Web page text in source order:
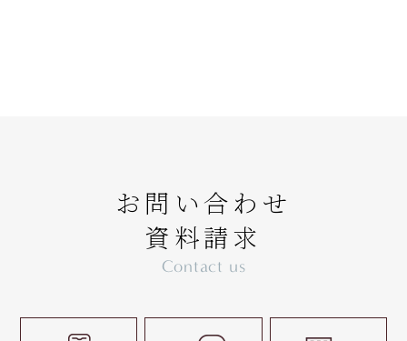
お問い合わせ
資料請求
Contact us